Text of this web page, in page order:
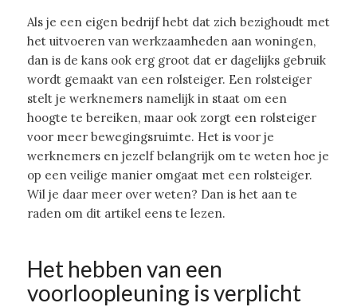
Als je een eigen bedrijf hebt dat zich bezighoudt met
het uitvoeren van werkzaamheden aan woningen,
dan is de kans ook erg groot dat er dagelijks gebruik
wordt gemaakt van een rolsteiger. Een rolsteiger
stelt je werknemers namelijk in staat om een
hoogte te bereiken, maar ook zorgt een rolsteiger
voor meer bewegingsruimte. Het is voor je
werknemers en jezelf belangrijk om te weten hoe je
op een veilige manier omgaat met een rolsteiger.
Wil je daar meer over weten? Dan is het aan te
raden om dit artikel eens te lezen.
Het hebben van een
voorloopleuning is verplicht